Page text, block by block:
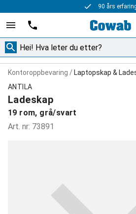
90 års
Kontoroppbevaring
Laptopskap &
ANTILA
Ladeskap
19 rom, grå/svart
Art. nr: 73891